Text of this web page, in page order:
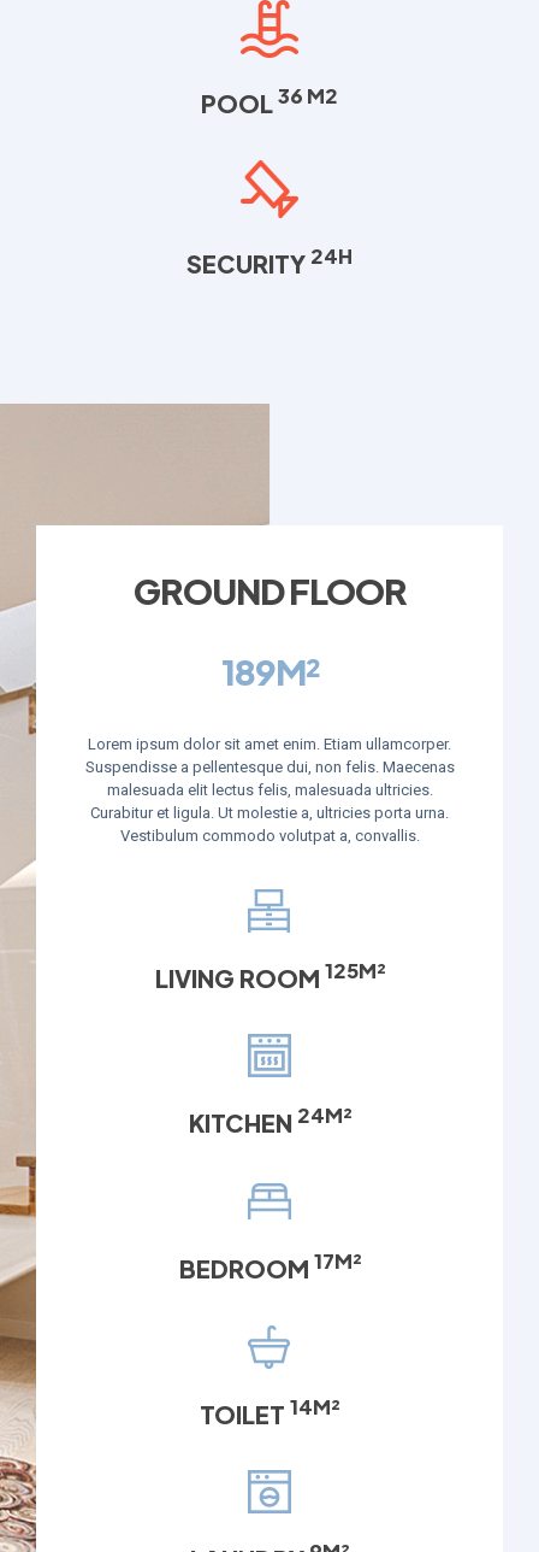
POOL36 M2
SECURITY 24H
GROUND FLOOR
189M²
Lorem ipsum dolor sit amet enim. Etiam ullamcorper.
Suspendisse a pellentesque dui, non felis. Maecenas
malesuada elit lectus felis, malesuada ultricies.
Curabitur et ligula. Ut molestie a, ultricies porta urna.
Vestibulum commodo volutpat a, convallis.
LIVING ROOM 125M²
KITCHEN 24M²
BEDROOM 17M²
TOILET 14M²